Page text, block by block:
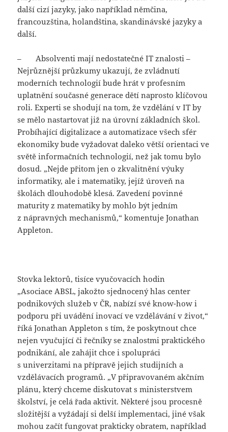
další cizí jazyky, jako například němčina,
francouzština, holandština, skandinávské jazyky a
další.
– Absolventi mají nedostatečné IT znalosti –
Nejrůznější průzkumy ukazují, že zvládnutí
moderních technologií bude hrát v profesním
uplatnění současné generace dětí naprosto klíčovou
roli. Experti se shodují na tom, že vzdělání v IT by
se mělo nastartovat již na úrovní základních škol.
Probíhající digitalizace a automatizace všech sfér
ekonomiky bude vyžadovat daleko větší orientaci ve
světě informačních technologií, než jak tomu bylo
dosud. „Nejde přitom jen o zkvalitnění výuky
informatiky, ale i matematiky, jejíž úroveň na
školách dlouhodobě klesá. Zavedení povinné
maturity z matematiky by mohlo být jedním
z nápravných mechanismů,“ komentuje Jonathan
Appleton.
Stovka lektorů, tisíce vyučovacích hodin
„Asociace ABSL, jakožto sjednocený hlas center
podnikových služeb v ČR, nabízí své know-how i
podporu při uvádění inovací ve vzdělávání v život,“
říká Jonathan Appleton s tím, že poskytnout chce
nejen vyučující či řečníky se znalostmi praktického
podnikání, ale zahájit chce i spolupráci
s univerzitami na přípravě jejich studijních a
vzdělávacích programů. „V připravovaném akčním
plánu, který chceme diskutovat s ministerstvem
školství, je celá řada aktivit. Některé jsou procesně
složitější a vyžádají si delší implementaci, jiné však
mohou začít fungovat prakticky obratem, například